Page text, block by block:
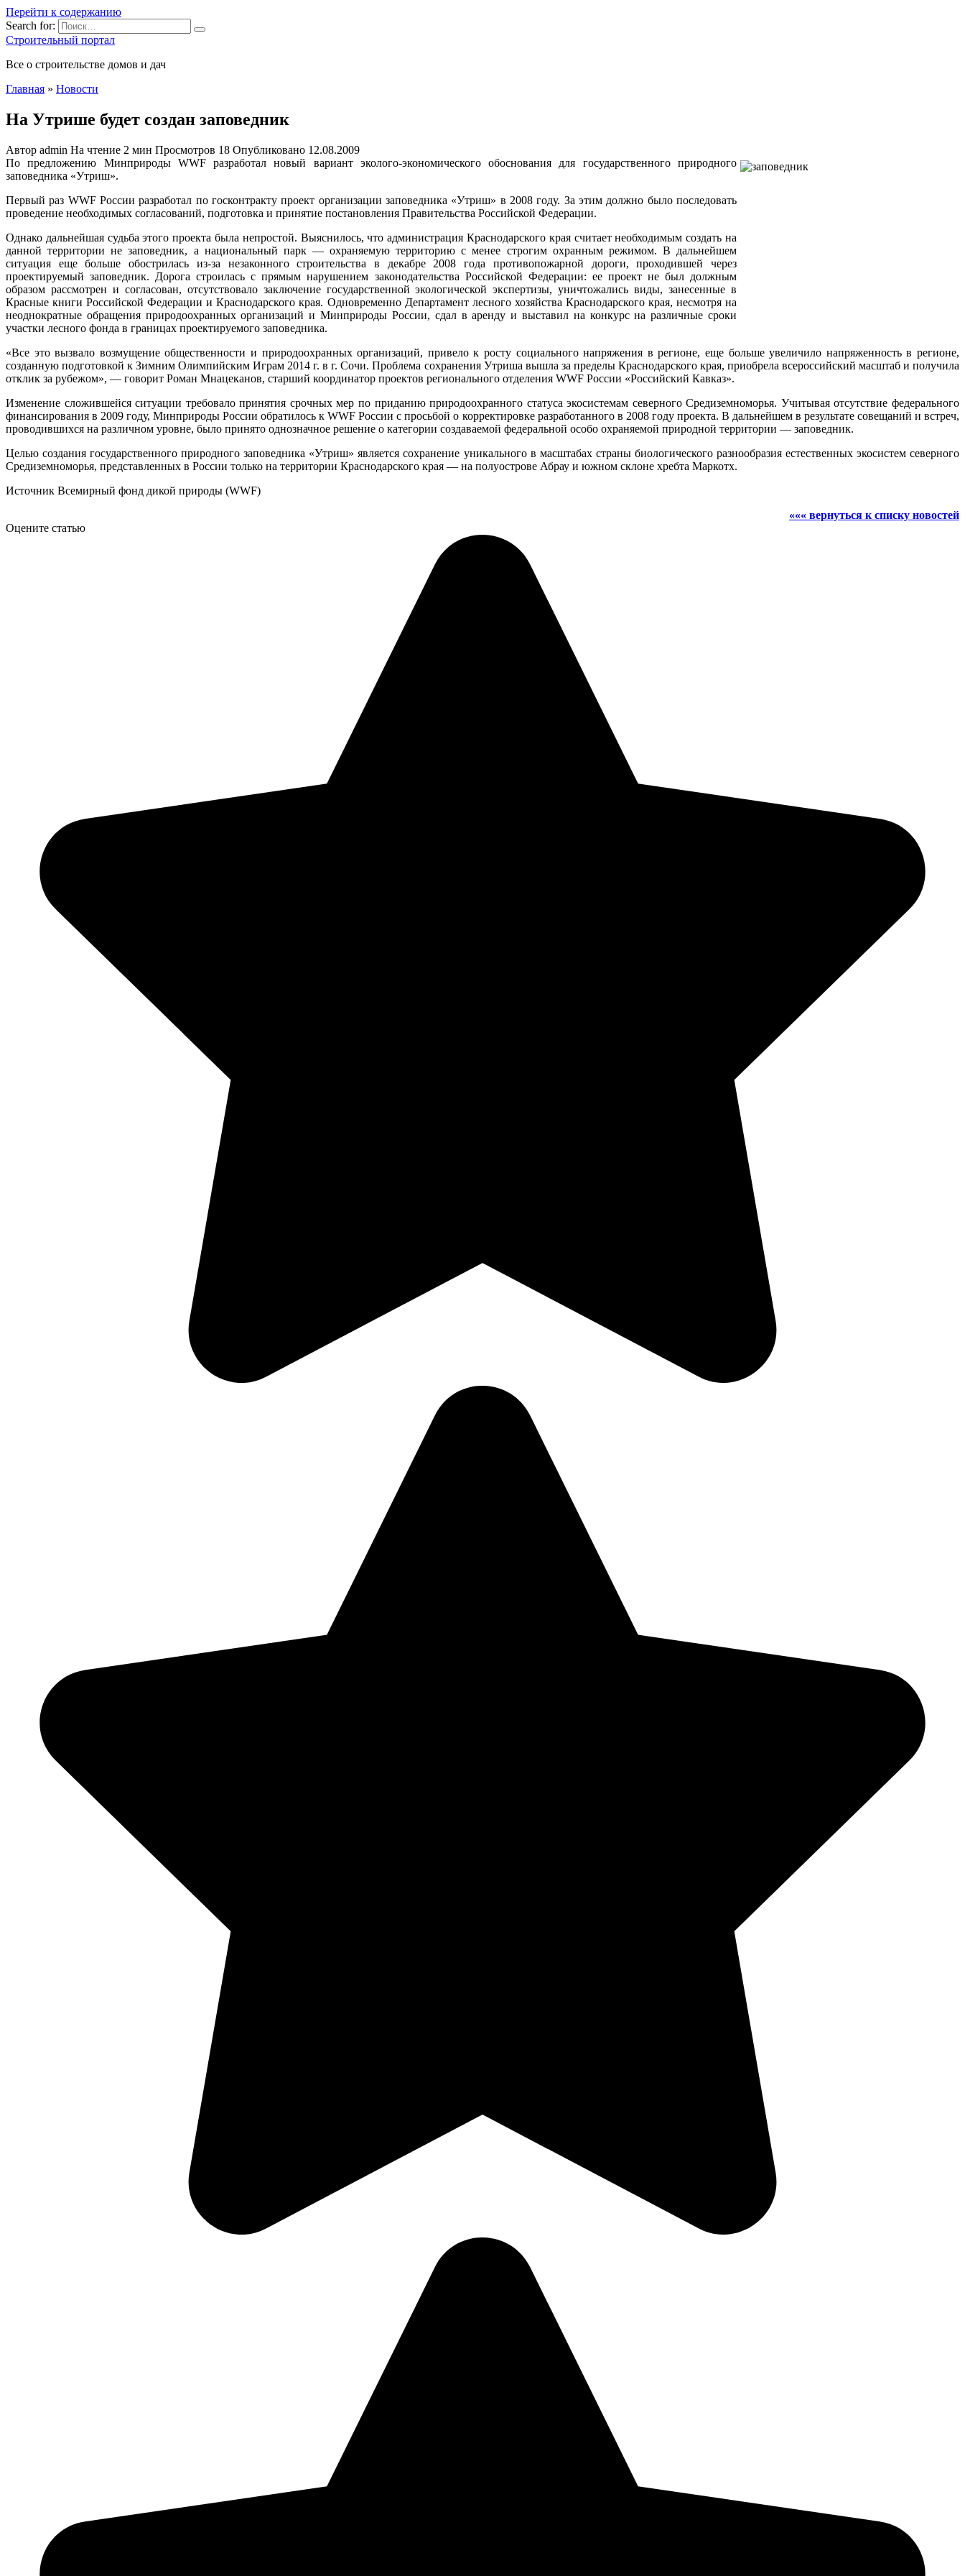
Перейти к содержанию
Search for:
Строительный портал
Все о строительстве домов и дач
Главная » Новости
На Утрише будет создан заповедник
Автор admin На чтение 2 мин Просмотров 18 Опубликовано 12.08.2009
По предложению Минприроды WWF разработал новый вариант эколого-экономического обоснования для государственного природного
заповедника «Утриш».
Первый раз WWF России разработал по госконтракту проект организации заповедника «Утриш» в 2008 году. За этим должно было последовать
проведение необходимых согласований, подготовка и принятие постановления Правительства Российской Федерации.
Однако дальнейшая судьба этого проекта была непростой. Выяснилось, что администрация Краснодарского края считает необходимым создать на
данной территории не заповедник, а национальный парк — охраняемую территорию с менее строгим охранным режимом. В дальнейшем
ситуация еще больше обострилась из-за незаконного строительства в декабре 2008 года противопожарной дороги, проходившей через
проектируемый заповедник. Дорога строилась с прямым нарушением законодательства Российской Федерации: ее проект не был должным
образом рассмотрен и согласован, отсутствовало заключение государственной экологической экспертизы, уничтожались виды, занесенные в
Красные книги Российской Федерации и Краснодарского края. Одновременно Департамент лесного хозяйства Краснодарского края, несмотря на
неоднократные обращения природоохранных организаций и Минприроды России, сдал в аренду и выставил на конкурс на различные сроки
участки лесного фонда в границах проектируемого заповедника.
«Все это вызвало возмущение общественности и природоохранных организаций, привело к росту социального напряжения в регионе, еще больше увеличило напряженность в регионе,
созданную подготовкой к Зимним Олимпийским Играм 2014 г. в г. Сочи. Проблема сохранения Утриша вышла за пределы Краснодарского края, приобрела всероссийский масштаб и получила
отклик за рубежом», — говорит Роман Мнацеканов, старший координатор проектов регионального отделения WWF России «Российский Кавказ».
Изменение сложившейся ситуации требовало принятия срочных мер по приданию природоохранного статуса экосистемам северного Средиземноморья. Учитывая отсутствие федерального
финансирования в 2009 году, Минприроды России обратилось к WWF России с просьбой о корректировке разработанного в 2008 году проекта. В дальнейшем в результате совещаний и встреч,
проводившихся на различном уровне, было принято однозначное решение о категории создаваемой федеральной особо охраняемой природной территории — заповедник.
Целью создания государственного природного заповедника «Утриш» является сохранение уникального в масштабах страны биологического разнообразия естественных экосистем северного
Средиземноморья, представленных в России только на территории Краснодарского края — на полуострове Абрау и южном склоне хребта Маркотх.
Источник Всемирный фонд дикой природы (WWF)
««« вернуться к списку новостей
Оцените статью